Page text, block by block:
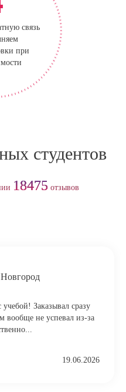
связь
при
студентов
18475 отзывов
Заказывал сразу
вообще не успевал из-за
19.06.2026